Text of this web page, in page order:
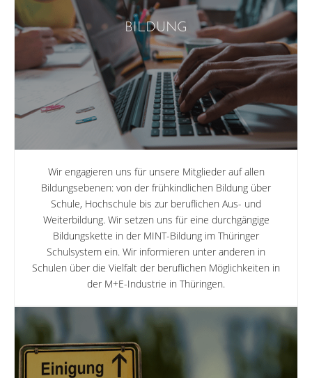
BILDUNG
Wir engagieren uns für unsere Mitglieder auf allen
Bildungsebenen: von der frühkindlichen Bildung über
Schule, Hochschule bis zur beruflichen Aus- und
Weiterbildung. Wir setzen uns für eine durchgängige
Bildungskette in der MINT-Bildung im Thüringer
Schulsystem ein. Wir informieren unter anderen in
Schulen über die Vielfalt der beruflichen Möglichkeiten in
der M+E-Industrie in Thüringen.